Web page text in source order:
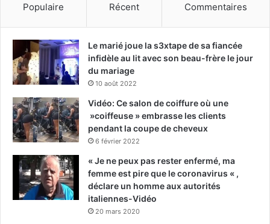
Populaire Récent Commentaires
Le marié joue la s3xtape de sa fiancée
infidèle au lit avec son beau-frère le jour
du mariage
10 août 2022
Vidéo: Ce salon de coiffure où une
»coiffeuse » embrasse les clients
pendant la coupe de cheveux
6 février 2022
« Je ne peux pas rester enfermé, ma
femme est pire que le coronavirus « ,
déclare un homme aux autorités
italiennes-Vidéo
20 mars 2020